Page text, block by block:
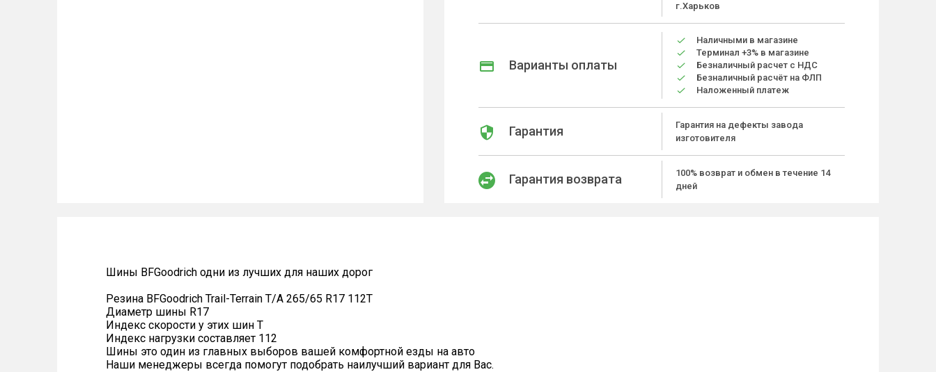
г.Харьков
Варианты оплаты
Наличными в магазине
Терминал +3% в магазине
Безналичный расчет с НДС
Безналичный расчёт на ФЛП
Наложенный платеж
Гарантия
Гарантия на дефекты завода
изготовителя
Гарантия возврата
100% возврат и обмен в течение 14
дней
Шины BFGoodrich одни из лучших для наших дорог
Резина BFGoodrich Trail-Terrain T/A 265/65 R17 112T
Диаметр шины R17
Индекс скорости у этих шин T
Индекс нагрузки составляет 112
Шины это один из главных выборов вашей комфортной езды на авто
Наши менеджеры всегда помогут подобрать наилучший вариант для Вас.